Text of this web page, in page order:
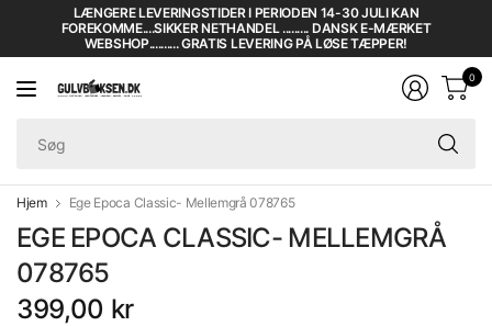
LÆNGERE LEVERINGSTIDER I PERIODEN 14-30 JULI KAN
FOREKOMME....SIKKER NETHANDEL ......... DANSK E-MÆRKET
WEBSHOP.......... GRATIS LEVERING PÅ LØSE TÆPPER!
0
Hjem Ege Epoca Classic- Mellemgrå 078765
EGE EPOCA CLASSIC- MELLEMGRÅ
078765
399,00 kr